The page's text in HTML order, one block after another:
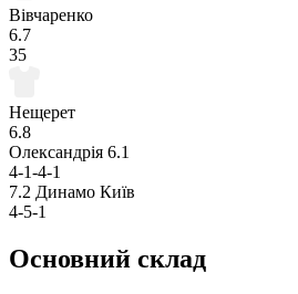
Вівчаренко
6.7
35
Нещерет
6.8
Олександрія 6.1
4-1-4-1
7.2 Динамо Київ
4-5-1
Основний склад